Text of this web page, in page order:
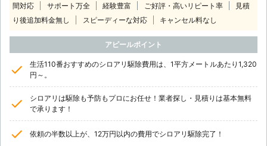
間対応
サポート万全 経験豊富 ご好評・高いリピート率
見積
り後追加料金無し
スピーディーな対応 キャンセル料なし
アピールポイント
生活110番おすすめのシロアリ駆除費用は、1平方メートルあたり1,320
円～。
シロアリは駆除も予防もプロにお任せ！業者探し・見積りは基本無料
で承ります！
依頼の半数以上が、12万円以内の費用でシロアリ駆除完了！